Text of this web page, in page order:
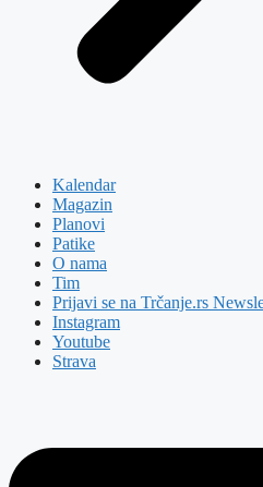
Kalendar
Magazin
Planovi
Patike
O nama
Tim
Prijavi se na Trčanje.rs
Instagram
Youtube
Strava